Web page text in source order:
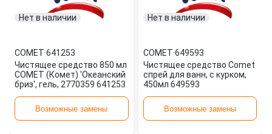
Нет в наличии
COMET·641253
Чистящее средство 850 мл
COMET (Комет) 'Океанский
бриз', гель, 2770359 641253
Возможные замены
Нет в наличии
COMET·649593
Чистящее средство Comet
спрей для ванн, с курком,
450мл 649593
Возможные замены